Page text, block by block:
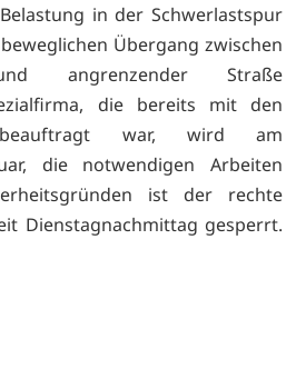
in der Schwerlastspur
Übergang zwischen
angrenzender Straße
die bereits mit den
beauftragt war, wird am
die notwendigen Arbeiten
ist der rechte
Dienstagnachmittag gesperrt.